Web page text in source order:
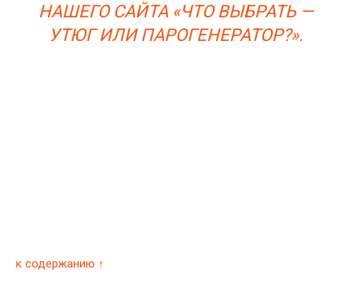
НАШЕГО САЙТА «ЧТО ВЫБРАТЬ —
УТЮГ ИЛИ ПАРОГЕНЕРАТОР?».
к содержанию ↑